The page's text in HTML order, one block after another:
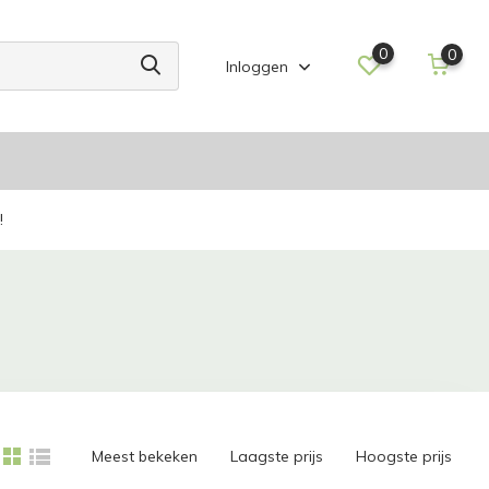
Inloggen
0 0
Meest bekeken Laagste prijs Hoogste prijs